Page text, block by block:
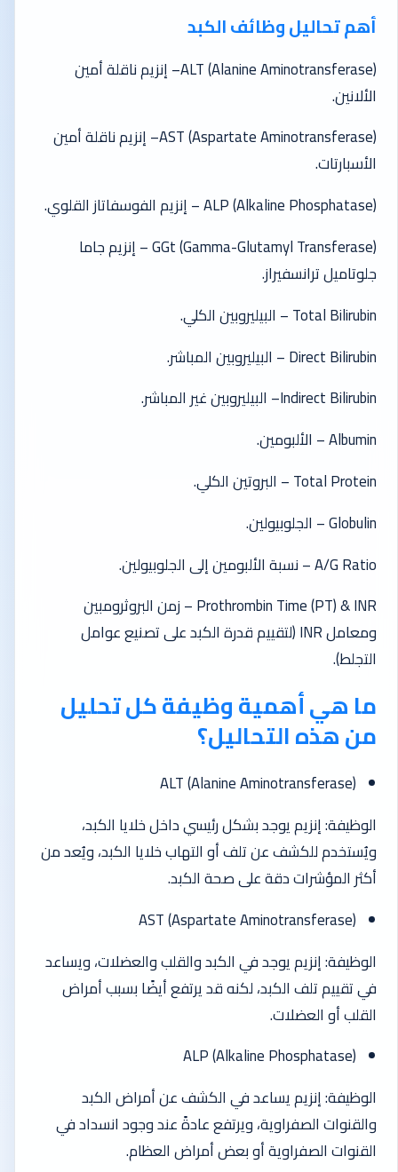
أهم تحاليل وظائف الكبد
ALT (Alanine Aminotransferase)– إنزيم ناقلة أمين
الألانين.
AST (Aspartate Aminotransferase)– إنزيم ناقلة أمين
الأسبارتات.
ALP (Alkaline Phosphatase) – إنزيم الفوسفاتاز القلوي.
(GGt (Gamma-Glutamyl Transferase – إنزيم جاما
جلوتاميل ترانسفيراز.
Total Bilirubin – البيليروبين الكلي.
Direct Bilirubin – البيليروبين المباشر.
Indirect Bilirubin– البيليروبين غير المباشر.
Albumin – الألبومين.
Total Protein – البروتين الكلي.
Globulin – الجلوبيولين.
A/G Ratio – نسبة الألبومين إلى الجلوبيولين.
Prothrombin Time (PT) & INR – زمن البروثرومبين
ومعامل INR (لتقييم قدرة الكبد على تصنيع عوامل
التجلط).
ما هي أهمية وظيفة كل تحليل
من هذه التحاليل؟
ALT (Alanine Aminotransferase)
الوظيفة: إنزيم يوجد بشكل رئيسي داخل خلايا الكبد،
ويُستخدم للكشف عن تلف أو التهاب خلايا الكبد، ويُعد من
أكثر المؤشرات دقة على صحة الكبد.
AST (Aspartate Aminotransferase)
الوظيفة: إنزيم يوجد في الكبد والقلب والعضلات، ويساعد
في تقييم تلف الكبد، لكنه قد يرتفع أيضًا بسبب أمراض
القلب أو العضلات.
(ALP (Alkaline Phosphatase
الوظيفة: إنزيم يساعد في الكشف عن أمراض الكبد
والقنوات الصفراوية، ويرتفع عادةً عند وجود انسداد في
القنوات الصفراوية أو بعض أمراض العظام.